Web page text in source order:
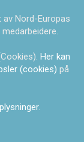
av Nord-Europas
Her kan
(cookies) på
.